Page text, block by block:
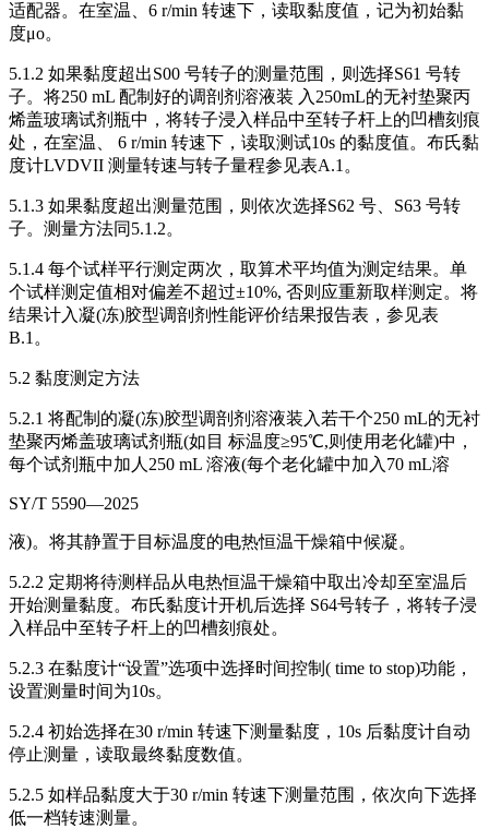
适配器。在室温、6 r/min 转速下，读取黏度值，记为初始黏
度μo。
5.1.2 如果黏度超出S00 号转子的测量范围，则选择S61 号转
子。将250 mL 配制好的调剖剂溶液装 入250mL的无衬垫聚丙
烯盖玻璃试剂瓶中，将转子浸入样品中至转子杆上的凹槽刻痕
处，在室温、 6 r/min 转速下，读取测试10s 的黏度值。布氏黏
度计LVDVII 测量转速与转子量程参见表A.1。
5.1.3 如果黏度超出测量范围，则依次选择S62 号、S63 号转
子。测量方法同5.1.2。
5.1.4 每个试样平行测定两次，取算术平均值为测定结果。单
个试样测定值相对偏差不超过±10%, 否则应重新取样测定。将
结果计入凝(冻)胶型调剖剂性能评价结果报告表，参见表
B.1。
5.2 黏度测定方法
5.2.1 将配制的凝(冻)胶型调剖剂溶液装入若干个250 mL的无衬
垫聚丙烯盖玻璃试剂瓶(如目 标温度≥95℃,则使用老化罐)中，
每个试剂瓶中加人250 mL 溶液(每个老化罐中加入70 mL溶
SY/T 5590—2025
液)。将其静置于目标温度的电热恒温干燥箱中候凝。
5.2.2 定期将待测样品从电热恒温干燥箱中取出冷却至室温后
开始测量黏度。布氏黏度计开机后选择 S64号转子，将转子浸
入样品中至转子杆上的凹槽刻痕处。
5.2.3 在黏度计“设置”选项中选择时间控制( time to stop)功能，
设置测量时间为10s。
5.2.4 初始选择在30 r/min 转速下测量黏度，10s 后黏度计自动
停止测量，读取最终黏度数值。
5.2.5 如样品黏度大于30 r/min 转速下测量范围，依次向下选择
低一档转速测量。